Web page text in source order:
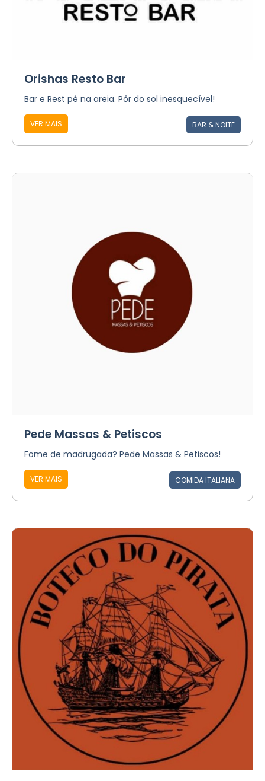
Orishas Resto Bar
Bar e Rest pé na areia. Pôr do sol inesquecível!
VER MAIS BAR & NOITE
Pede Massas & Petiscos
Fome de madrugada? Pede Massas & Petiscos!
VER MAIS COMIDA ITALIANA